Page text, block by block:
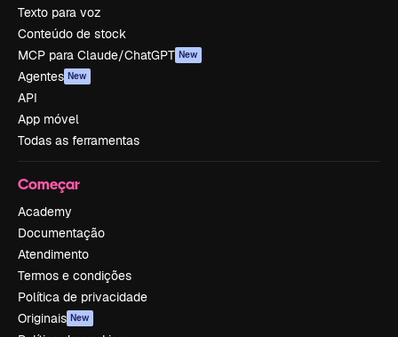
Texto para voz
Conteúdo de stock
MCP para Claude/ChatGPT New
Agentes New
API
App móvel
Todas as ferramentas
Começar
Academy
Documentação
Atendimento
Termos e condições
Política de privacidade
Originais New